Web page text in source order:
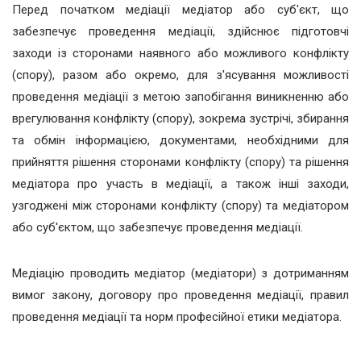
Перед початком медіації медіатор або суб'єкт, що
забезпечує проведення медіації, здійснює підготовчі
заходи із сторонами наявного або можливого конфлікту
(спору), разом або окремо, для з'ясування можливості
проведення медіації з метою запобігання виникненню або
врегулювання конфлікту (спору), зокрема зустрічі, збирання
та обмін інформацією, документами, необхідними для
прийняття рішення сторонами конфлікту (спору) та рішення
медіатора про участь в медіації, а також інші заходи,
узгоджені між сторонами конфлікту (спору) та медіатором
або суб'єктом, що забезпечує проведення медіації.
Медіацію проводить медіатор (медіатори) з дотриманням
вимог закону, договору про проведення медіації, правил
проведення медіації та норм професійної етики медіатора.